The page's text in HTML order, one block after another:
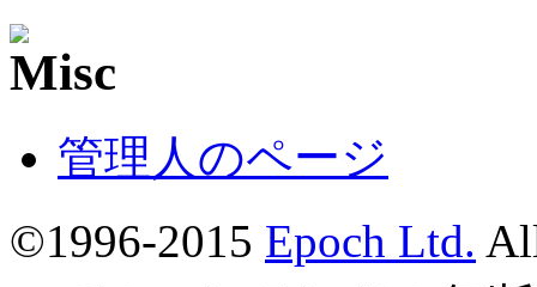
管理人のページ
©1996-2015 Epoch Ltd.